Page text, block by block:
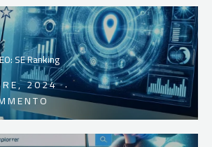
SE Ranking
2024